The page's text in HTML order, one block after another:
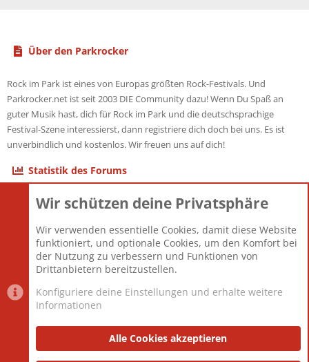
Über den Parkrocker
Rock im Park ist eines von Europas größten Rock-Festivals. Und
Parkrocker.net ist seit 2003 DIE Community dazu! Wenn Du Spaß an
guter Musik hast, dich für Rock im Park und die deutschsprachige
Festival-Szene interessierst, dann registriere dich doch bei uns. Es ist
unverbindlich und kostenlos. Wir freuen uns auf dich!
Statistik des Forums
Themen
Mitglieder
12.427
Neuestes Mitglied
Berlin
Datenschutzerklärung Impressum
Wir schützen deine Privatsphäre
Wir verwenden essentielle Cookies, damit diese Website
funktioniert, und optionale Cookies, um den Komfort bei
der Nutzung zu verbessern und Funktionen von
Drittanbietern bereitzustellen.
Konfiguriere deine Einstellungen und erhalte weitere
Informationen
Alle Cookies akzeptieren